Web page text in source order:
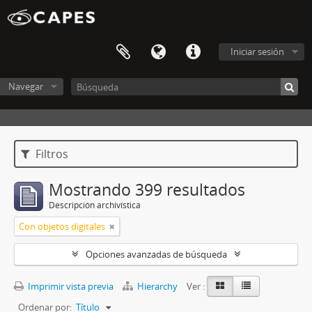
Iniciar sesión
Navegar
Filtros
Mostrando 399 resultados
Descripción archivística
Con objetos digitales
Opciones avanzadas de búsqueda
Imprimir vista previa Hierarchy
Ver :
Ordenar por: Título